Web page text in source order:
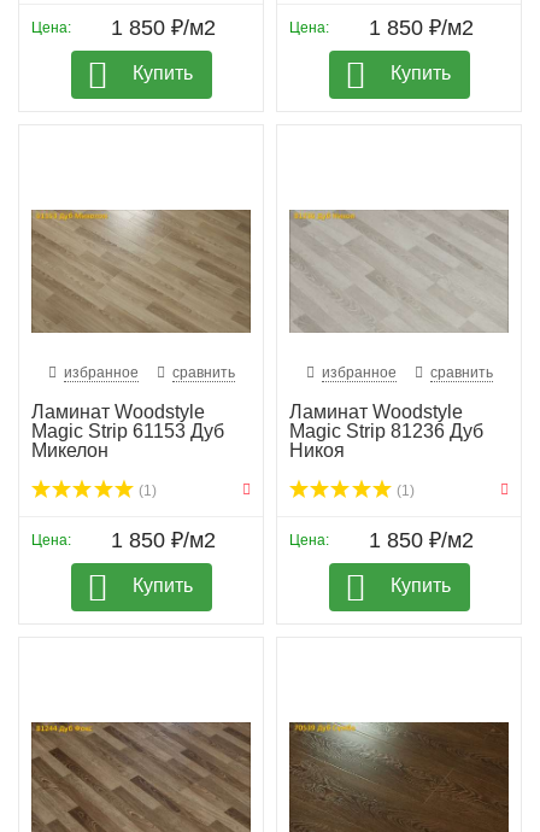
Цена: 1 850 ₽/м2
Купить
Цена: 1 850 ₽/м2
Купить
избранное сравнить
Ламинат Woodstyle
Magic Strip 61153 Дуб
Микелон
(1)
Цена: 1 850 ₽/м2
Купить
избранное сравнить
Ламинат Woodstyle
Magic Strip 81236 Дуб
Никоя
(1)
Цена: 1 850 ₽/м2
Купить